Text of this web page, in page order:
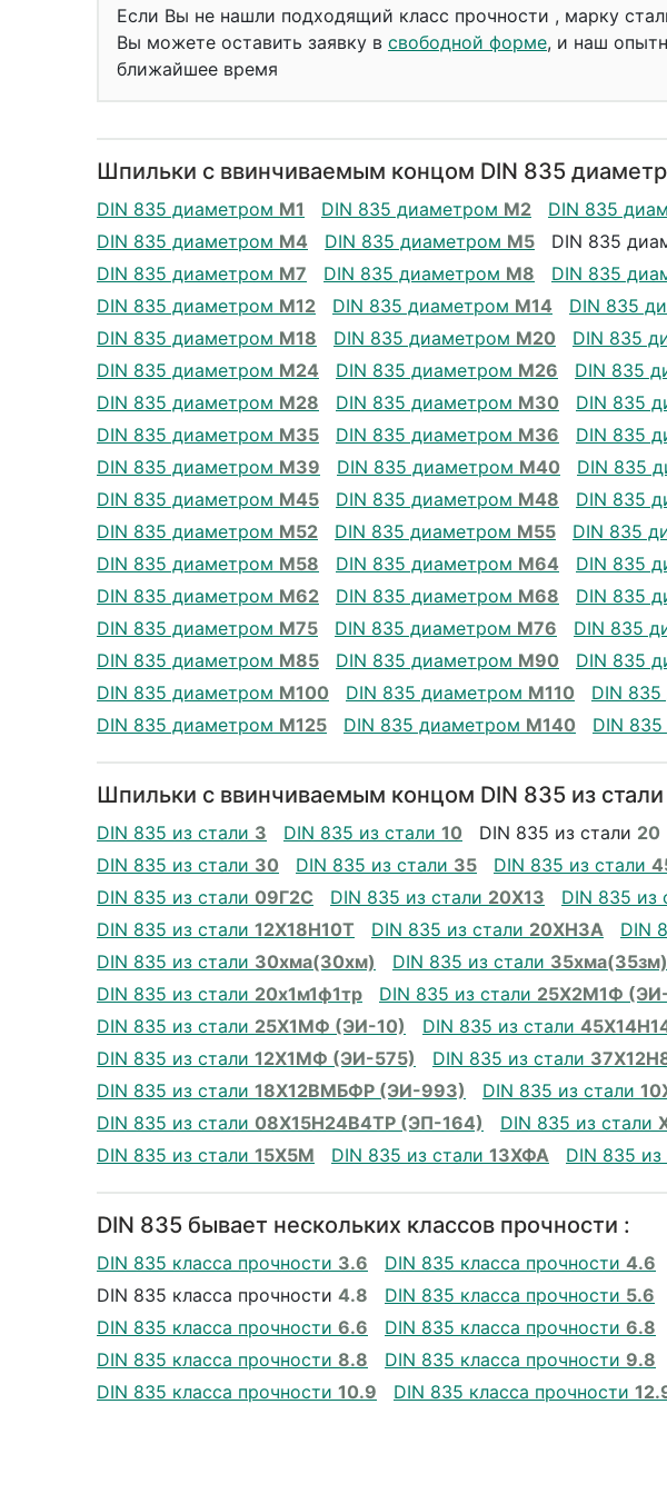
Если Вы не нашли подходящий класс прочности , марку
Вы можете оставить заявку в свободной форме, и наш
ближайшее время
Шпильки с ввинчиваемым концом DIN 835
DIN 835 диаметром М1 DIN 835 диаметром М2 DIN 835
DIN 835 диаметром М4 DIN 835 диаметром М5 DIN 835
DIN 835 диаметром М7 DIN 835 диаметром М8 DIN 835
DIN 835 диаметром М12 DIN 835 диаметром М14 DIN 835
DIN 835 диаметром М18 DIN 835 диаметром М20 DIN 835
DIN 835 диаметром М24 DIN 835 диаметром М26 DIN 835
DIN 835 диаметром М28 DIN 835 диаметром М30 DIN 835
DIN 835 диаметром М35 DIN 835 диаметром М36 DIN 835
DIN 835 диаметром М39 DIN 835 диаметром М40 DIN 835
DIN 835 диаметром М45 DIN 835 диаметром М48 DIN 835
DIN 835 диаметром М52 DIN 835 диаметром М55 DIN 835
DIN 835 диаметром М58 DIN 835 диаметром М64 DIN 835
DIN 835 диаметром М62 DIN 835 диаметром М68 DIN 835
DIN 835 диаметром М75 DIN 835 диаметром М76 DIN 835
DIN 835 диаметром М85 DIN 835 диаметром М90 DIN 835
DIN 835 диаметром М100 DIN 835 диаметром М110 DIN
DIN 835 диаметром М125 DIN 835 диаметром М140 DIN
Шпильки с ввинчиваемым концом DIN 835 из стали
DIN 835 из стали 3 DIN 835 из стали 10 DIN 835 из стали 20
DIN 835 из стали 30 DIN 835 из стали 35 DIN 835 из стали
DIN 835 из стали 09Г2С DIN 835 из стали 20Х13 DIN 835 из
DIN 835 из стали 12Х18Н10Т DIN 835 из стали 20ХН3А DIN
DIN 835 из стали 30хма(30хм) DIN 835 из стали 35хма(35зм)
DIN 835 из стали 20х1м1ф1тр DIN 835 из стали 25Х2М1Ф
DIN 835 из стали 25Х1МФ (ЭИ-10) DIN 835 из стали
DIN 835 из стали 12Х1МФ (ЭИ-575) DIN 835 из стали
DIN 835 из стали 18Х12ВМБФР (ЭИ-993) DIN 835 из стали
DIN 835 из стали 08Х15Н24В4ТР (ЭП-164) DIN 835 из стали
DIN 835 из стали 15Х5М DIN 835 из стали 13ХФА DIN 835 из
DIN 835 бывает нескольких классов прочности :
DIN 835 класса прочности 3.6 DIN 835 класса прочности 4.6
DIN 835 класса прочности 4.8 DIN 835 класса прочности 5.6
DIN 835 класса прочности 6.6 DIN 835 класса прочности 6.8
DIN 835 класса прочности 8.8 DIN 835 класса прочности 9.8
DIN 835 класса прочности 10.9 DIN 835 класса прочности